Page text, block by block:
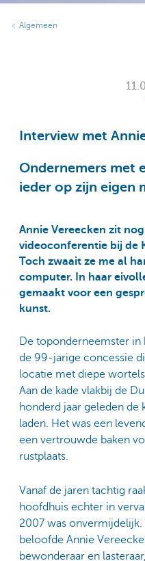
Algemeen
Interview met
Ondernemers met
ieder op zijn eigen
Annie Vereecken zit
videoconferentie bij de
Toch zwaait ze me al
computer. In haar
gemaakt voor een
kunst.
De toponderneemster
de 99-jarige concessie
locatie met diepe
Aan de kade vlakbij de
honderd jaar geleden de
laden. Het was een
een vertrouwde baken
rustplaats.
Vanaf de jaren tachtig
hoofdhuis echter in
2007 was onvermijdelijk.
beloofde Annie
bewonderaar en